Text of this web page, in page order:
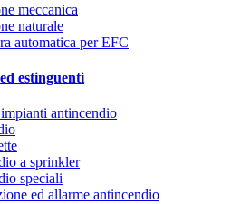
meccanica
naturale
automatica per EFC
estinguenti
antincendio
a sprinkler
speciali
ed allarme antincendio